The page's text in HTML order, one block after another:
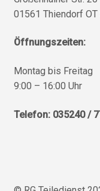
01561 Thiendorf OT
Öffnungszeiten:
Montag bis Freitag
9:00 – 16:00 Uhr
Telefon: 035240 /